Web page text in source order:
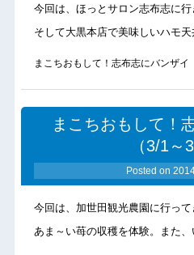
今回は、ほっとサロン志布志に行
そして大黒本店で美味しいハモ
まこちおもして！志布志にバンザイ
まこちおもして！
（3/1～
Posted on
今回は、加世田観光農園に行って
あま～い苺の収穫を体験。また